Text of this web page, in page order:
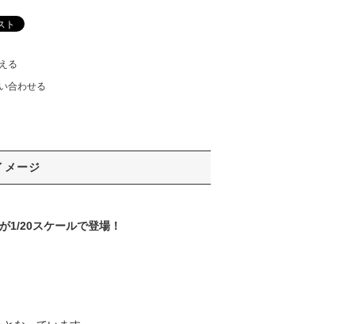
る
合わせる
メージ
1/20スケールで登場！